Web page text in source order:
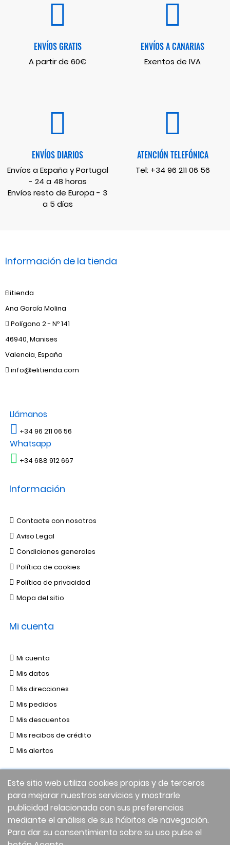
Este sitio web utiliza cookies propias y de terceros
para mejorar nuestros servicios y mostrarle
publicidad relacionada con sus preferencias
mediante el análisis de sus hábitos de navegación.
Para dar su consentimiento sobre su uso pulse el
ENVÍOS GRATIS
A partir de 60€
ENVÍOS A CANARIAS
Exentos de IVA
ENVÍOS DIARIOS
Envíos a España y Portugal
- 24 a 48 horas
Envíos resto de Europa - 3
a 5 días
ATENCIÓN TELEFÓNICA
Tel: +34 96 211 06 56
Información de la tienda
Elitienda
Ana García Molina
Polígono 2 - Nº 141
46940, Manises
Valencia, España
info@elitienda.com
Llámanos
+34 96 211 06 56
Whatsapp
+34 688 912 667
Información
Contacte con nosotros
Aviso Legal
Condiciones generales
Política de cookies
Política de privacidad
Mapa del sitio
Mi cuenta
Mi cuenta
Mis datos
Mis direcciones
Mis pedidos
Mis descuentos
Mis recibos de crédito
Mis alertas